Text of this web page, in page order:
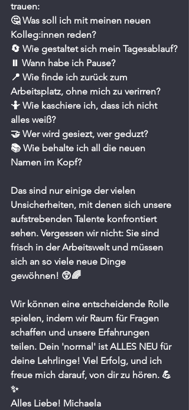
trauen:
🤔 Was soll ich mit meinen neuen
Kolleg:innen reden?
🔄 Wie gestaltet sich mein Tagesablauf?
⏸️ Wann habe ich Pause?
📍 Wie finde ich zurück zum
Arbeitsplatz, ohne mich zu verirren?
🤷 Wie kaschiere ich, dass ich nicht
alles weiß?
🤝 Wer wird gesiezt, wer geduzt?
📚 Wie behalte ich all die neuen
Namen im Kopf?
Das sind nur einige der vielen
Unsicherheiten, mit denen sich unsere
aufstrebenden Talente konfrontiert
sehen. Vergessen wir nicht: Sie sind
frisch in der Arbeitswelt und müssen
sich an so viele neue Dinge
gewöhnen! 😲🌈
Wir können eine entscheidende Rolle
spielen, indem wir Raum für Fragen
schaffen und unsere Erfahrungen
teilen. Dein 'normal' ist ALLES NEU für
deine Lehrlinge! Viel Erfolg, und ich
freue mich darauf, von dir zu hören. 💪
✨
Alles Liebe! Michaela